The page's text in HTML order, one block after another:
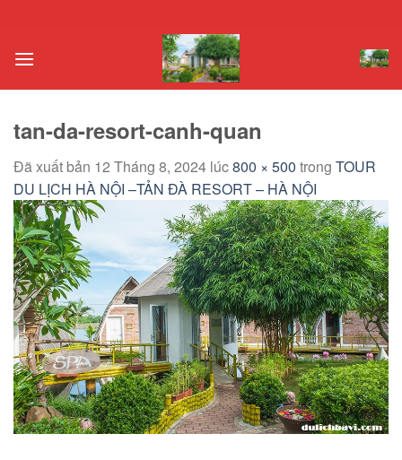
nội
tan-da-resort-canh-quan
Đã xuất bản 12 Tháng 8, 2024 lúc800 × 500 trong TOUR
DU LỊCH HÀ NỘI –TẢN ĐÀ RESORT – HÀ NỘI